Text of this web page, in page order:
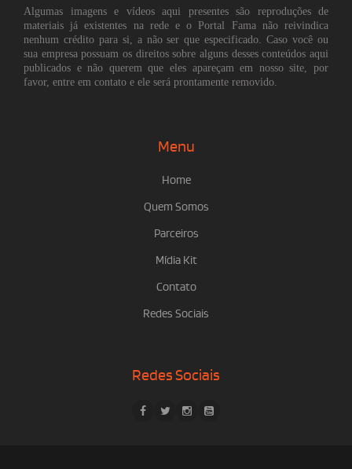
Algumas imagens e vídeos aqui presentes são reproduções de
materiais já existentes na rede e o Portal Fama não reivindica
nenhum crédito para si, a não ser que especificado. Caso você ou
sua empresa possuam os direitos sobre alguns desses conteúdos aqui
publicados e não querem que eles apareçam em nosso site, por
favor, entre em contato e ele será prontamente removido.
Menu
Home
Quem Somos
Parceiros
Mídia Kit
Contato
Redes Sociais
Redes Sociais